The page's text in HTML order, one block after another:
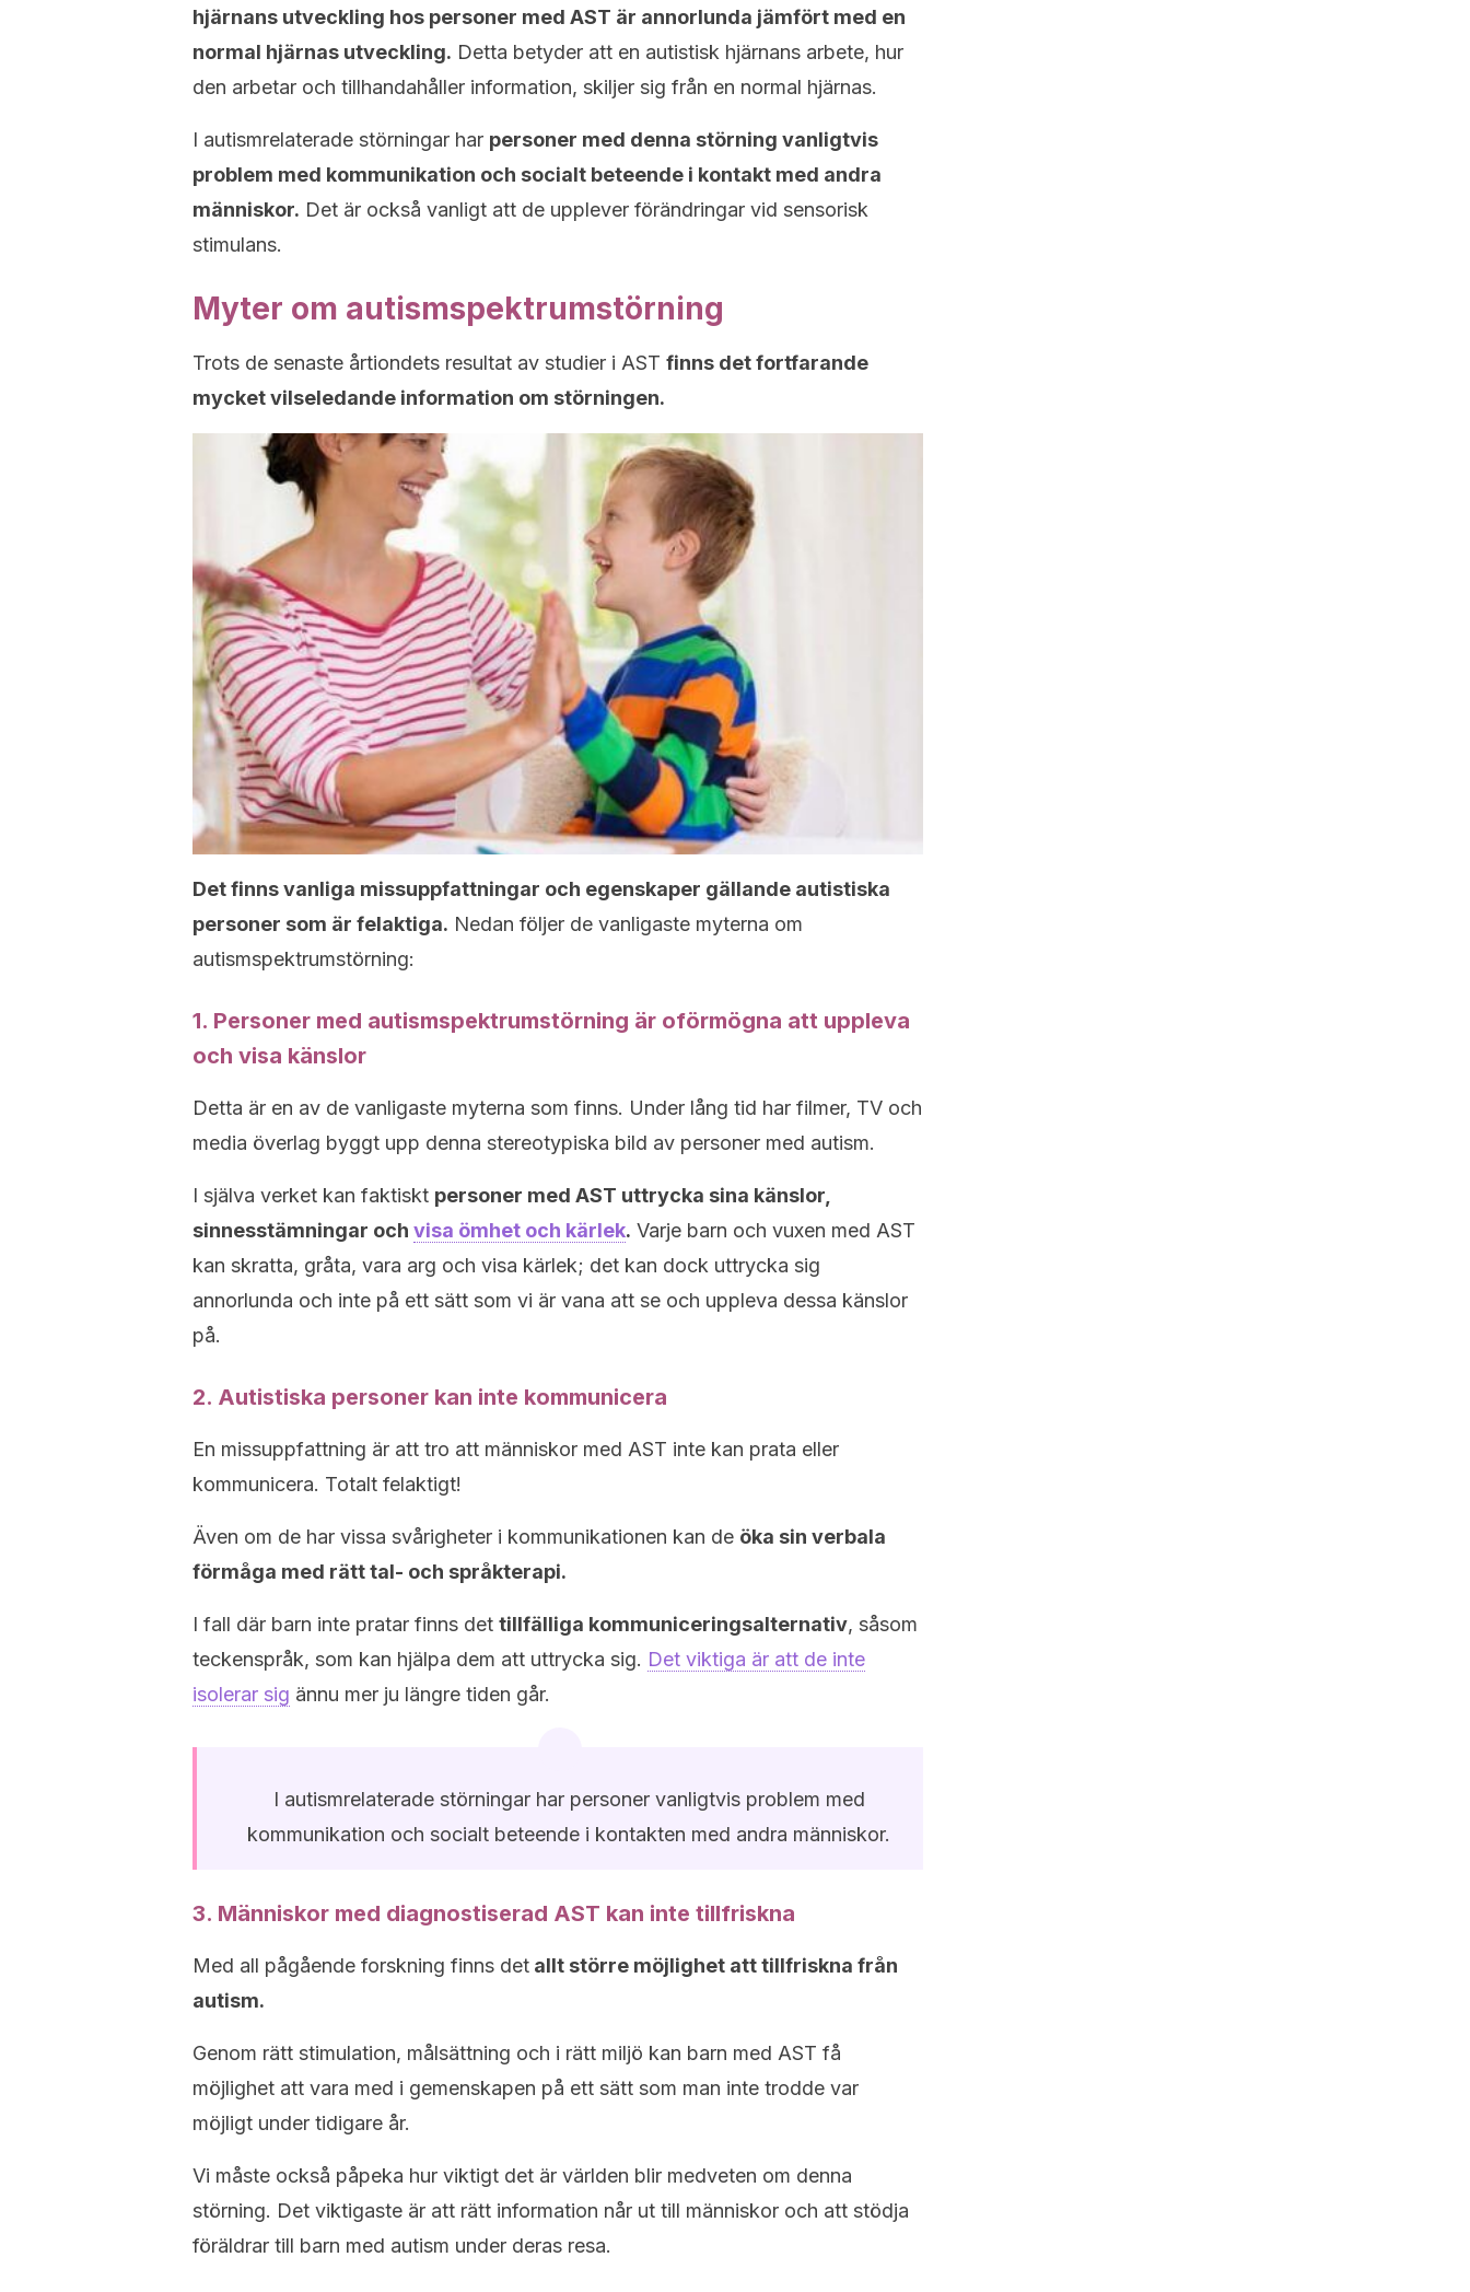
hjärnans utveckling hos personer med AST är annorlunda jämfört med en
normal hjärnas utveckling. Detta betyder att en autistisk hjärnans arbete, hur
den arbetar och tillhandahåller information, skiljer sig från en normal hjärnas.
I autismrelaterade störningar har personer med denna störning vanligtvis
problem med kommunikation och socialt beteende i kontakt med andra
människor. Det är också vanligt att de upplever förändringar vid sensorisk
stimulans.
Myter om autismspektrumstörning
Trots de senaste årtiondets resultat av studier i AST finns det fortfarande
mycket vilseledande information om störningen.
Det finns vanliga missuppfattningar och egenskaper gällande autistiska
personer som är felaktiga. Nedan följer de vanligaste myterna om
autismspektrumstörning:
1. Personer med autismspektrumstörning är oförmögna att uppleva
och visa känslor
Detta är en av de vanligaste myterna som finns. Under lång tid har filmer, TV och
media överlag byggt upp denna stereotypiska bild av personer med autism.
I själva verket kan faktiskt personer med AST uttrycka sina känslor,
sinnesstämningar och visa ömhet och kärlek. Varje barn och vuxen med AST
kan skratta, gråta, vara arg och visa kärlek; det kan dock uttrycka sig
annorlunda och inte på ett sätt som vi är vana att se och uppleva dessa känslor
på.
2. Autistiska personer kan inte kommunicera
En missuppfattning är att tro att människor med AST inte kan prata eller
kommunicera. Totalt felaktigt!
Även om de har vissa svårigheter i kommunikationen kan de öka sin verbala
förmåga med rätt tal- och språkterapi.
I fall där barn inte pratar finns det tillfälliga kommuniceringsalternativ, såsom
teckenspråk, som kan hjälpa dem att uttrycka sig. Det viktiga är att de inte
isolerar sig ännu mer ju längre tiden går.
I autismrelaterade störningar har personer vanligtvis problem med
kommunikation och socialt beteende i kontakten med andra människor.
3. Människor med diagnostiserad AST kan inte tillfriskna
Med all pågående forskning finns det allt större möjlighet att tillfriskna från
autism.
Genom rätt stimulation, målsättning och i rätt miljö kan barn med AST få
möjlighet att vara med i gemenskapen på ett sätt som man inte trodde var
möjligt under tidigare år.
Vi måste också påpeka hur viktigt det är världen blir medveten om denna
störning. Det viktigaste är att rätt information når ut till människor och att stödja
föräldrar till barn med autism under deras resa.